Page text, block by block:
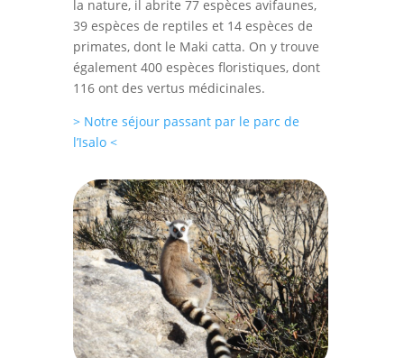
la nature, il abrite 77 espèces avifaunes,
39 espèces de reptiles et 14 espèces de
primates, dont le Maki catta. On y trouve
également 400 espèces floristiques, dont
116 ont des vertus médicinales.
> Notre séjour passant par le parc de
l’Isalo <